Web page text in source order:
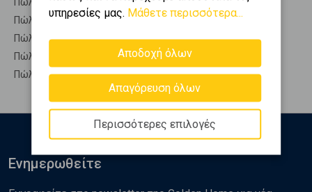
Πώληση Γραφεία ΕΡΕΤΡΙΑ - Μαγούλα
Πώληση Καταστήματα ΕΡΕΤΡΙΑ - Μαγούλα
Πώληση Ξενοδοχεία ΕΡΕΤΡΙΑ - Μαγούλα
Πώληση Πάρκινγκ ΕΡΕΤΡΙΑ - Μαγούλα
Πώληση Πώληση επιχείρησης ΕΡΕΤΡΙΑ - Μαγούλα
υπηρεσίες μας. Μάθετε περισσότερα...
Αποδοχή όλων
Απαγόρευση όλων
Περισσότερες επιλογές
Ενημερωθείτε